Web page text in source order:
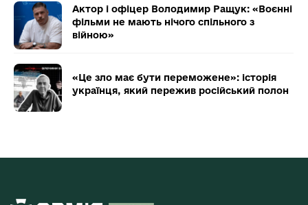
Актор і офіцер Володимир Ращук: «Воєнні
фільми не мають нічого спільного з
війною»
«Це зло має бути переможене»: історія
українця, який пережив російський полон